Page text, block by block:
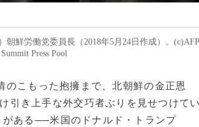
鮮労働党委員長（2018年5月24日作成）。(c)AFP
Press Pool
のこもった抱擁まで、北朝鮮の金正恩
引き上手な外交巧者ぶりを見せつけて
ある──米国のドナルド・トランプ